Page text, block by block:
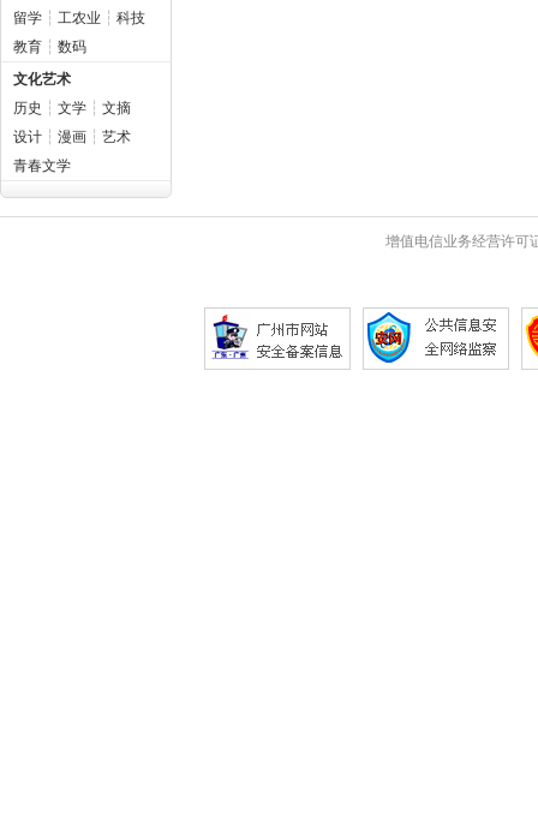
留学 ┆ 工农业 ┆ 科技
教育 ┆ 数码
文化艺术
历史 ┆ 文学 ┆ 文摘
设计 ┆ 漫画 ┆ 艺术
青春文学
增值电信业务经营许